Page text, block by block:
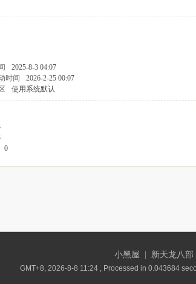
2025-8-3 04:07
时间
2026-2-25 00:07
使用系统默认
0
小黑屋 新天龙八部
GMT+8, 2026-8-8 11:24 , Processed in 0.043684